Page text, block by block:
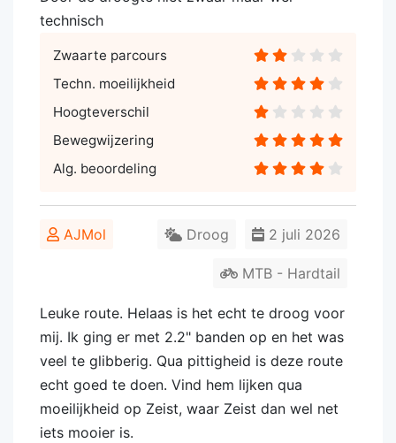
technisch
Zwaarte parcours
Techn. moeilijkheid
Hoogteverschil
Bewegwijzering
Alg. beoordeling
AJMol 2 juli 2026
Droog
MTB - Hardtail
Leuke route. Helaas is het echt te droog voor
mij. Ik ging er met 2.2" banden op en het was
veel te glibberig. Qua pittigheid is deze route
echt goed te doen. Vind hem lijken qua
moeilijkheid op Zeist, waar Zeist dan wel net
iets mooier is.